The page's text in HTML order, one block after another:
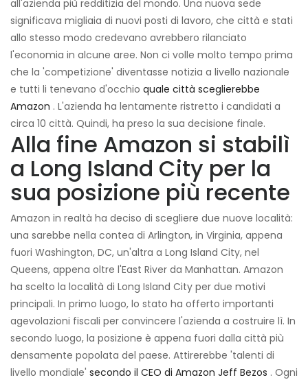
all'azienda più redditizia del mondo. Una nuova sede
significava migliaia di nuovi posti di lavoro, che città e stati
allo stesso modo credevano avrebbero rilanciato
l'economia in alcune aree. Non ci volle molto tempo prima
che la 'competizione' diventasse notizia a livello nazionale
e tutti li tenevano d'occhio quale città sceglierebbe
Amazon . L'azienda ha lentamente ristretto i candidati a
circa 10 città. Quindi, ha preso la sua decisione finale.
Alla fine Amazon si stabilì
a Long Island City per la
sua posizione più recente
Amazon in realtà ha deciso di scegliere due nuove località:
una sarebbe nella contea di Arlington, in Virginia, appena
fuori Washington, DC, un'altra a Long Island City, nel
Queens, appena oltre l'East River da Manhattan. Amazon
ha scelto la località di Long Island City per due motivi
principali. In primo luogo, lo stato ha offerto importanti
agevolazioni fiscali per convincere l'azienda a costruire lì. In
secondo luogo, la posizione è appena fuori dalla città più
densamente popolata del paese. Attirerebbe 'talenti di
livello mondiale' secondo il CEO di Amazon Jeff Bezos . Ogni